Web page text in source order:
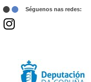
Séguenos nas redes: